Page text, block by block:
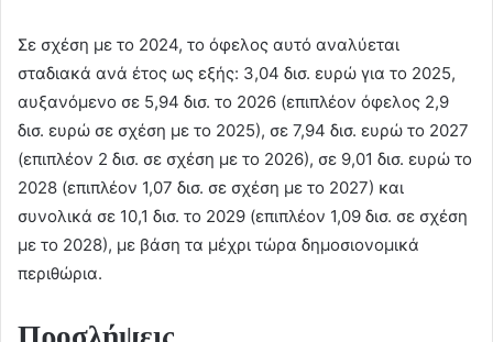
Σε σχέση με το 2024, το όφελος αυτό αναλύεται
σταδιακά ανά έτος ως εξής: 3,04 δισ. ευρώ για το 2025,
αυξανόμενο σε 5,94 δισ. το 2026 (επιπλέον όφελος 2,9
δισ. ευρώ σε σχέση με το 2025), σε 7,94 δισ. ευρώ το 2027
(επιπλέον 2 δισ. σε σχέση με το 2026), σε 9,01 δισ. ευρώ το
2028 (επιπλέον 1,07 δισ. σε σχέση με το 2027) και
συνολικά σε 10,1 δισ. το 2029 (επιπλέον 1,09 δισ. σε σχέση
με το 2028), με βάση τα μέχρι τώρα δημοσιονομικά
περιθώρια.